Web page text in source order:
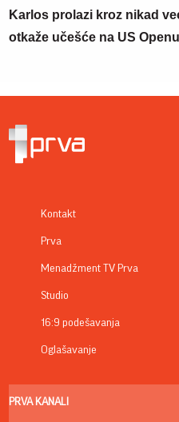
Karlos prolazi kroz nikad
otkaže učešće na US
Kontakt
Prva
Menadžment TV Prva
Studio
16:9 podešavanja
Oglašavanje
PRVA KANALI